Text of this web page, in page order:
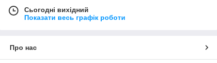
Сьогодні вихідний
Показати весь графік роботи
Про нас